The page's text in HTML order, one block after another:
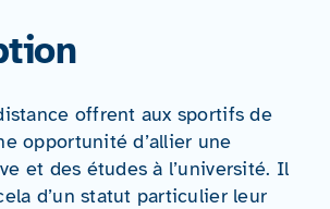
offrent aux sportifs de
opportunité d’allier une
et des études à l’université. Il
d’un statut particulier leur